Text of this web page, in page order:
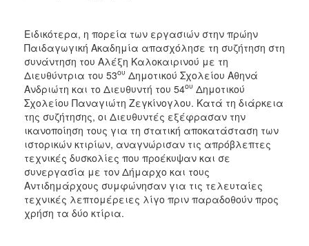
Ειδικότερα, η πορεία των εργασιών στην πρώην
Παιδαγωγική Ακαδημία απασχόλησε τη συζήτηση στη
συνάντηση του Αλέξη Καλοκαιρινού με τη
Διευθύντρια του 53ου Δημοτικού Σχολείου Αθηνά
Ανδριώτη και το Διευθυντή του 54ου Δημοτικού
Σχολείου Παναγιώτη Ζεγκίνογλου. Κατά τη διάρκεια
της συζήτησης, οι Διευθυντές εξέφρασαν την
ικανοποίηση τους για τη στατική αποκατάσταση των
ιστορικών κτιρίων, αναγνώρισαν τις απρόβλεπτες
τεχνικές δυσκολίες που προέκυψαν και σε
συνεργασία με τον Δήμαρχο και τους
Αντιδημάρχους συμφώνησαν για τις τελευταίες
τεχνικές λεπτομέρειες λίγο πριν παραδοθούν προς
χρήση τα δύο κτίρια.